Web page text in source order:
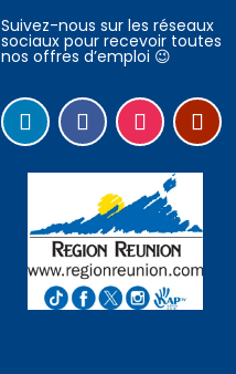
Suivez-nous sur les réseaux
sociaux pour recevoir toutes
nos offres d’emploi 😉